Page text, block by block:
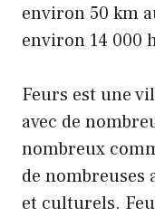
environ 50 km
environ 14 000
Feurs est une
avec de
nombreux
de nombreuses
et culturels.